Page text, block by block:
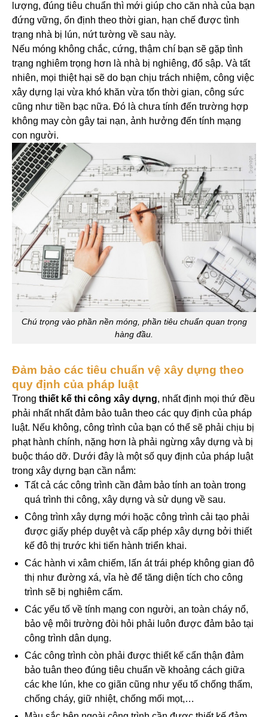
lượng, đúng tiêu chuẩn thì mới giúp cho căn nhà của bạn
đứng vững, ổn định theo thời gian, hạn chế được tình
trạng nhà bị lún, nứt tường về sau này.
Nếu móng không chắc, cứng, thậm chí bạn sẽ gặp tình
trạng nghiêm trọng hơn là nhà bị nghiêng, đổ sập. Và tất
nhiên, mọi thiệt hại sẽ do bạn chịu trách nhiệm, công việc
xây dựng lại vừa khó khăn vừa tốn thời gian, công sức
cũng như tiền bạc nữa. Đó là chưa tính đến trường hợp
không may còn gây tai nạn, ảnh hưởng đến tính mạng
con người.
Chú trọng vào phần nền móng, phần tiêu chuẩn quan trọng
hàng đầu.
Đảm bảo các tiêu chuẩn vệ xây dựng theo
quy định của pháp luật
Trong thiết kế thi công xây dựng, nhất định mọi thứ đều
phải nhất nhất đảm bảo tuân theo các quy định của pháp
luật. Nếu không, công trình của bạn có thể sẽ phải chịu bị
phạt hành chính, nặng hơn là phải ngừng xây dựng và bị
buộc tháo dỡ. Dưới đây là một số quy định của pháp luật
trong xây dựng bạn cần nắm:
Tất cả các công trình cần đảm bảo tính an toàn trong
quá trình thi công, xây dựng và sử dụng về sau.
Công trình xây dựng mới hoặc công trình cải tạo phải
được giấy phép duyệt và cấp phép xây dựng bởi thiết
kế đô thị trước khi tiến hành triển khai.
Các hành vi xâm chiếm, lấn át trái phép không gian đô
thị như đường xá, vỉa hè để tăng diện tích cho công
trình sẽ bị nghiêm cấm.
Các yếu tố về tính mạng con người, an toàn cháy nổ,
bảo vệ môi trường đòi hỏi phải luôn được đảm bảo tại
công trình dân dụng.
Các công trình còn phải được thiết kế cẩn thận đảm
bảo tuân theo đúng tiêu chuẩn về khoảng cách giữa
các khe lún, khe co giãn cũng như yếu tố chống thấm,
chống cháy, giữ nhiệt, chống mối mọt,…